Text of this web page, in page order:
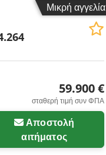
Μικρή αγγελία
59.900 €
σταθερή τιμή συν ΦΠΑ
Αποστολή
αιτήματος